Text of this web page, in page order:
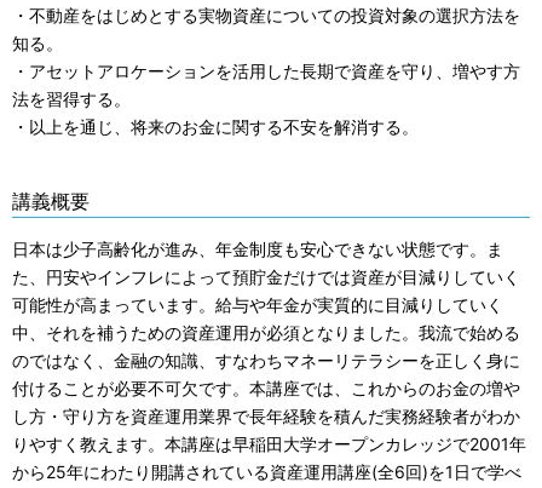
・不動産をはじめとする実物資産についての投資対象の選択方法を
知る。
・アセットアロケーションを活用した長期で資産を守り、増やす方
法を習得する。
・以上を通じ、将来のお金に関する不安を解消する。
講義概要
日本は少子高齢化が進み、年金制度も安心できない状態です。ま
た、円安やインフレによって預貯金だけでは資産が目減りしていく
可能性が高まっています。給与や年金が実質的に目減りしていく
中、それを補うための資産運用が必須となりました。我流で始める
のではなく、金融の知識、すなわちマネーリテラシーを正しく身に
付けることが必要不可欠です。本講座では、これからのお金の増や
し方・守り方を資産運用業界で長年経験を積んだ実務経験者がわか
りやすく教えます。本講座は早稲田大学オープンカレッジで2001年
から25年にわたり開講されている資産運用講座(全6回)を1日で学べ